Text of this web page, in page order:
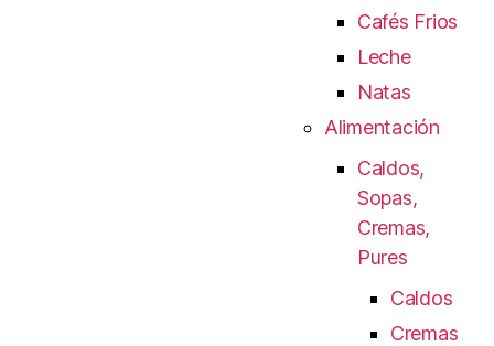
Cafés Frios
Leche
Natas
Alimentación
Caldos,
Sopas,
Cremas,
Pures
Caldos
Cremas